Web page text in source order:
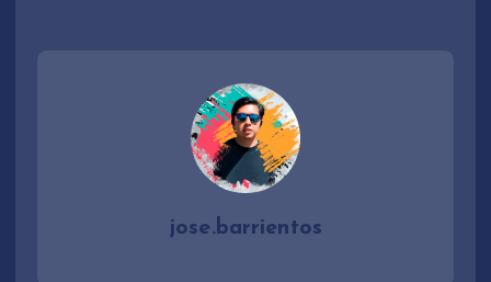
jose.barrientos